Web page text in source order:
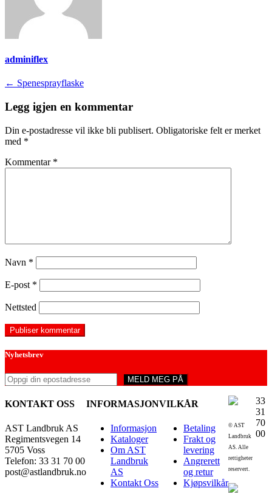
adminiflex
Innleggsnavigasjon
← Spenesprayflaske
Legg igjen en kommentar
Din e-postadresse vil ikke bli publisert. Obligatoriske felt er merket
med *
Kommentar *
Navn *
E-post *
Nettsted
Nyhetsbrev
KONTAKT OSS
AST Landbruk AS
Regimentsvegen 14
5705 Voss
Telefon: 33 31 70 00
post@astlandbruk.no
INFORMASJON
Informasjon
Kataloger
Om AST
Landbruk
AS
Kontakt Oss
VILKÅR
Betaling
Frakt og
levering
Angrerett
og retur
Kjøpsvilkår
© AST
Landbruk
AS. Alle
rettigheter
reservert.
33
31
70
00